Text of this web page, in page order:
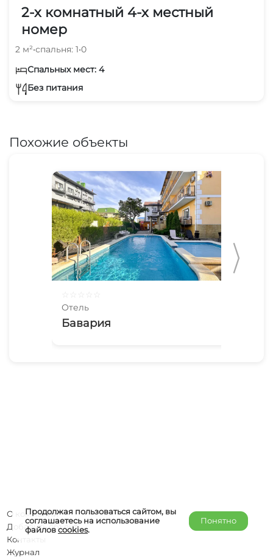
2-х комнатный 4-х местный
номер
2 м²•спальня: 1•0
Спальных мест: 4
Без питания
Похожие объекты
Отель
Бавария
Продолжая пользоваться сайтом, вы
соглашаетесь на использование
файловcookies.
Понятно
О компании
Добавить объект
Контакты
Журнал